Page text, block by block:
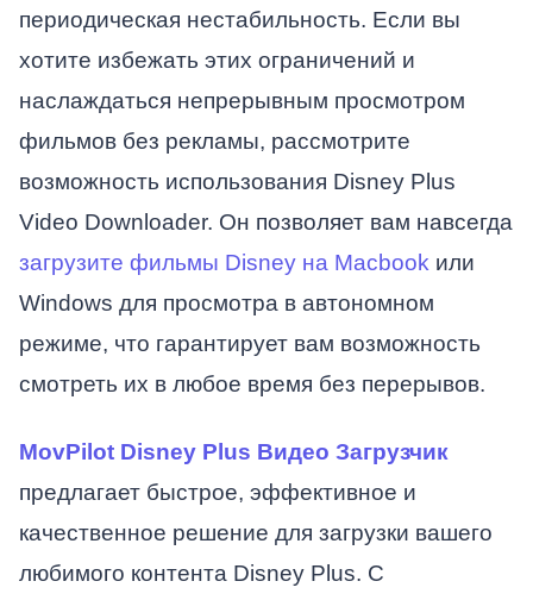
периодическая нестабильность. Если вы
хотите избежать этих ограничений и
наслаждаться непрерывным просмотром
фильмов без рекламы, рассмотрите
возможность использования Disney Plus
Video Downloader. Он позволяет вам навсегда
загрузите фильмы Disney на Macbook или
Windows для просмотра в автономном
режиме, что гарантирует вам возможность
смотреть их в любое время без перерывов.
MovPilot Disney Plus Видео Загрузчик
предлагает быстрое, эффективное и
качественное решение для загрузки вашего
любимого контента Disney Plus. С